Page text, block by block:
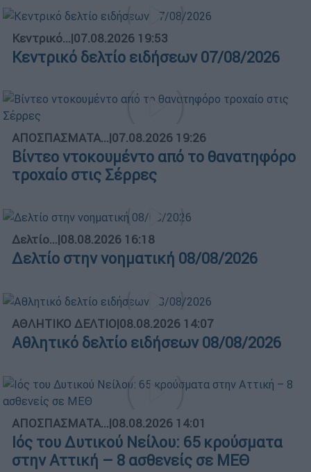
Κεντρικό...|07.08.2026 19:53
Κεντρικό δελτίο ειδήσεων 07/08/2026
ΑΠΟΣΠΑΣΜΑΤΑ...|07.08.2026 19:26
Βίντεο ντοκουμέντο από το θανατηφόρο
τροχαίο στις Σέρρες
Δελτίο...|08.08.2026 16:18
Δελτίο στην νοηματική 08/08/2026
ΑΘΛΗΤΙΚΟ ΔΕΛΤΙΟ|08.08.2026 14:07
Αθλητικό δελτίο ειδήσεων 08/08/2026
ΑΠΟΣΠΑΣΜΑΤΑ...|08.08.2026 14:01
Ιός του Δυτικού Νείλου: 65 κρούσματα
στην Αττική – 8 ασθενείς σε ΜΕΘ